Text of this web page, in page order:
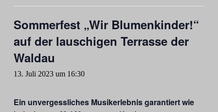
Sommerfest „Wir Blumenkinder!“
auf der lauschigen Terrasse der
Waldau
13. Juli 2023 um 16:30
Ein unvergessliches Musikerlebnis garantiert wie